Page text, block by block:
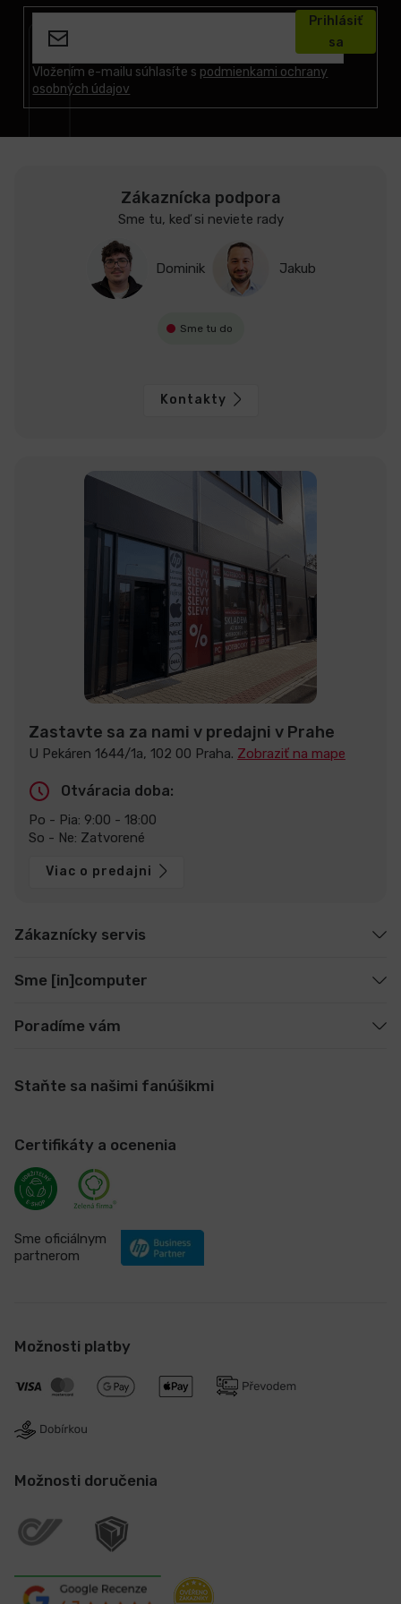
Vložením e-mailu súhlasíte s podmienkami ochrany
osobných údajov
Prihlásiť
sa
Zákaznícka podpora
Sme tu, keď si neviete rady
Dominik Jakub
Sme tu do
Kontakty
Zastavte sa za nami v predajni v Prahe
U Pekáren 1644/1a, 102 00 Praha. Zobraziť na mape
Otváracia doba:
Po - Pia: 9:00 - 18:00
So - Ne: Zatvorené
Viac o predajni
Zákaznícky servis
Sme [in]computer
Poradíme vám
Staňte sa našimi fanúšikmi
Certifikáty a ocenenia
Sme oficiálnym
partnerom
Možnosti platby
Možnosti doručenia